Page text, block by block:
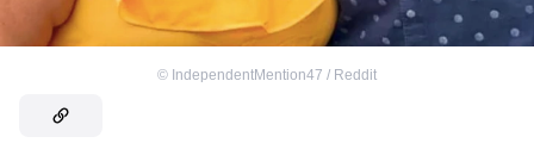
© IndependentMention47 / Reddit